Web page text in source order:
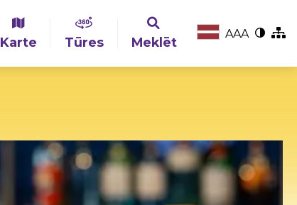
Karte Tūres Meklēt
AAA